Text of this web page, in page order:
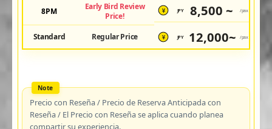
8PM
Early Bird Review
Price!
¥ JPY 8,500 ~ /pax
Standard Regular Price ¥ JPY 12,000~ /pax
Precio con Reseña / Precio de Reserva Anticipada con
Reseña / El Precio con Reseña se aplica cuando planea
compartir su experiencia.